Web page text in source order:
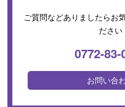
ご質問などありましたらお
ださい
0772-83-
お問い合